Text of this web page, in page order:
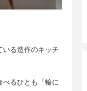
いる造作のキッチ
るひとも「輪に